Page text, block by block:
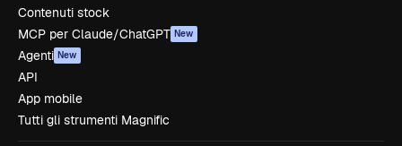
Contenuti stock
MCP per Claude/ChatGPT New
Agenti New
API
App mobile
Tutti gli strumenti Magnific